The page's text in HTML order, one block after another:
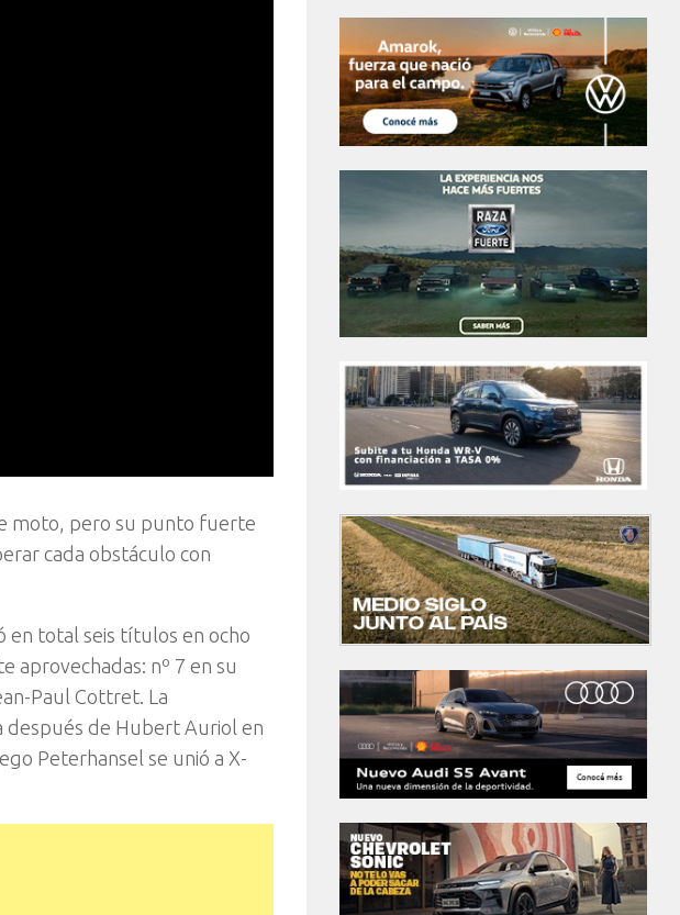
moto, pero su punto fuerte
cada obstáculo con
en total seis títulos en ocho
aprovechadas: nº 7 en su
Paul Cottret. La
después de Hubert Auriol en
Peterhansel se unió a X-